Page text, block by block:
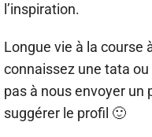
l’inspiration.
Longue vie à la course
connaissez une tata ou
pas à nous envoyer un
suggérer le profil 🙂